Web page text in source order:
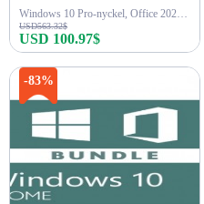
Windows 10 Pro-nyckel, Office 2021 Pro-nyckel
USD563.32$
USD 100.97$
-83%